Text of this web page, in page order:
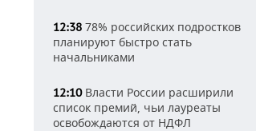
12:38 78% российских подростков
планируют быстро стать
начальниками
12:10Власти России расширили
список премий, чьи лауреаты
освобождаются от НДФЛ